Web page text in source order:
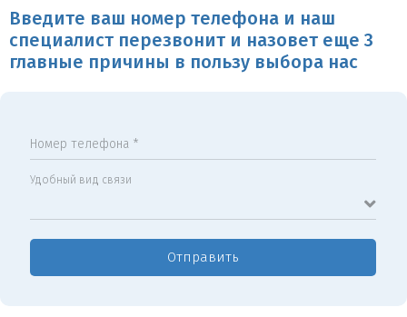
Введите ваш номер телефона и наш
специалист перезвонит и назовет еще 3
главные причины в пользу выбора нас
Номер телефона *
Удобный вид связи
Отправить